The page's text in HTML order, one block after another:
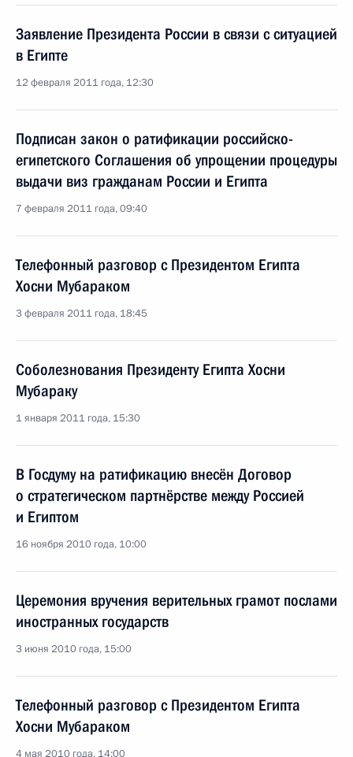
Заявление Президента России в связи с ситуацией
в Египте
12 февраля 2011 года, 12:30
Подписан закон о ратификации российско-
египетского Соглашения об упрощении процедуры
выдачи виз гражданам России и Египта
7 февраля 2011 года, 09:40
Телефонный разговор с Президентом Египта
Хосни Мубараком
3 февраля 2011 года, 18:45
Соболезнования Президенту Египта Хосни
Мубараку
1 января 2011 года, 15:30
В Госдуму на ратификацию внесён Договор
о стратегическом партнёрстве между Россией
и Египтом
16 ноября 2010 года, 10:00
Церемония вручения верительных грамот послами
иностранных государств
3 июня 2010 года, 15:00
Телефонный разговор с Президентом Египта
Хосни Мубараком
4 мая 2010 года, 14:00